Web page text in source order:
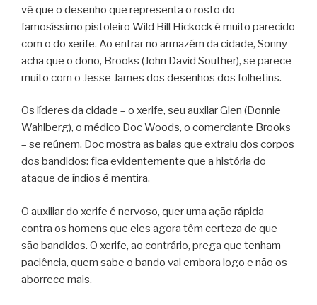
vê que o desenho que representa o rosto do
famosíssimo pistoleiro Wild Bill Hickock é muito parecido
com o do xerife. Ao entrar no armazém da cidade, Sonny
acha que o dono, Brooks (John David Souther), se parece
muito com o Jesse James dos desenhos dos folhetins.
Os líderes da cidade – o xerife, seu auxilar Glen (Donnie
Wahlberg), o médico Doc Woods, o comerciante Brooks
– se reúnem. Doc mostra as balas que extraiu dos corpos
dos bandidos: fica evidentemente que a história do
ataque de índios é mentira.
O auxiliar do xerife é nervoso, quer uma ação rápida
contra os homens que eles agora têm certeza de que
são bandidos. O xerife, ao contrário, prega que tenham
paciência, quem sabe o bando vai embora logo e não os
aborrece mais.